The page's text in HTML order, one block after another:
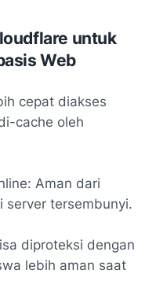
untuk
Web
cepat diakses
cache oleh
Aman dari
server tersembunyi.
diproteksi dengan
lebih aman saat